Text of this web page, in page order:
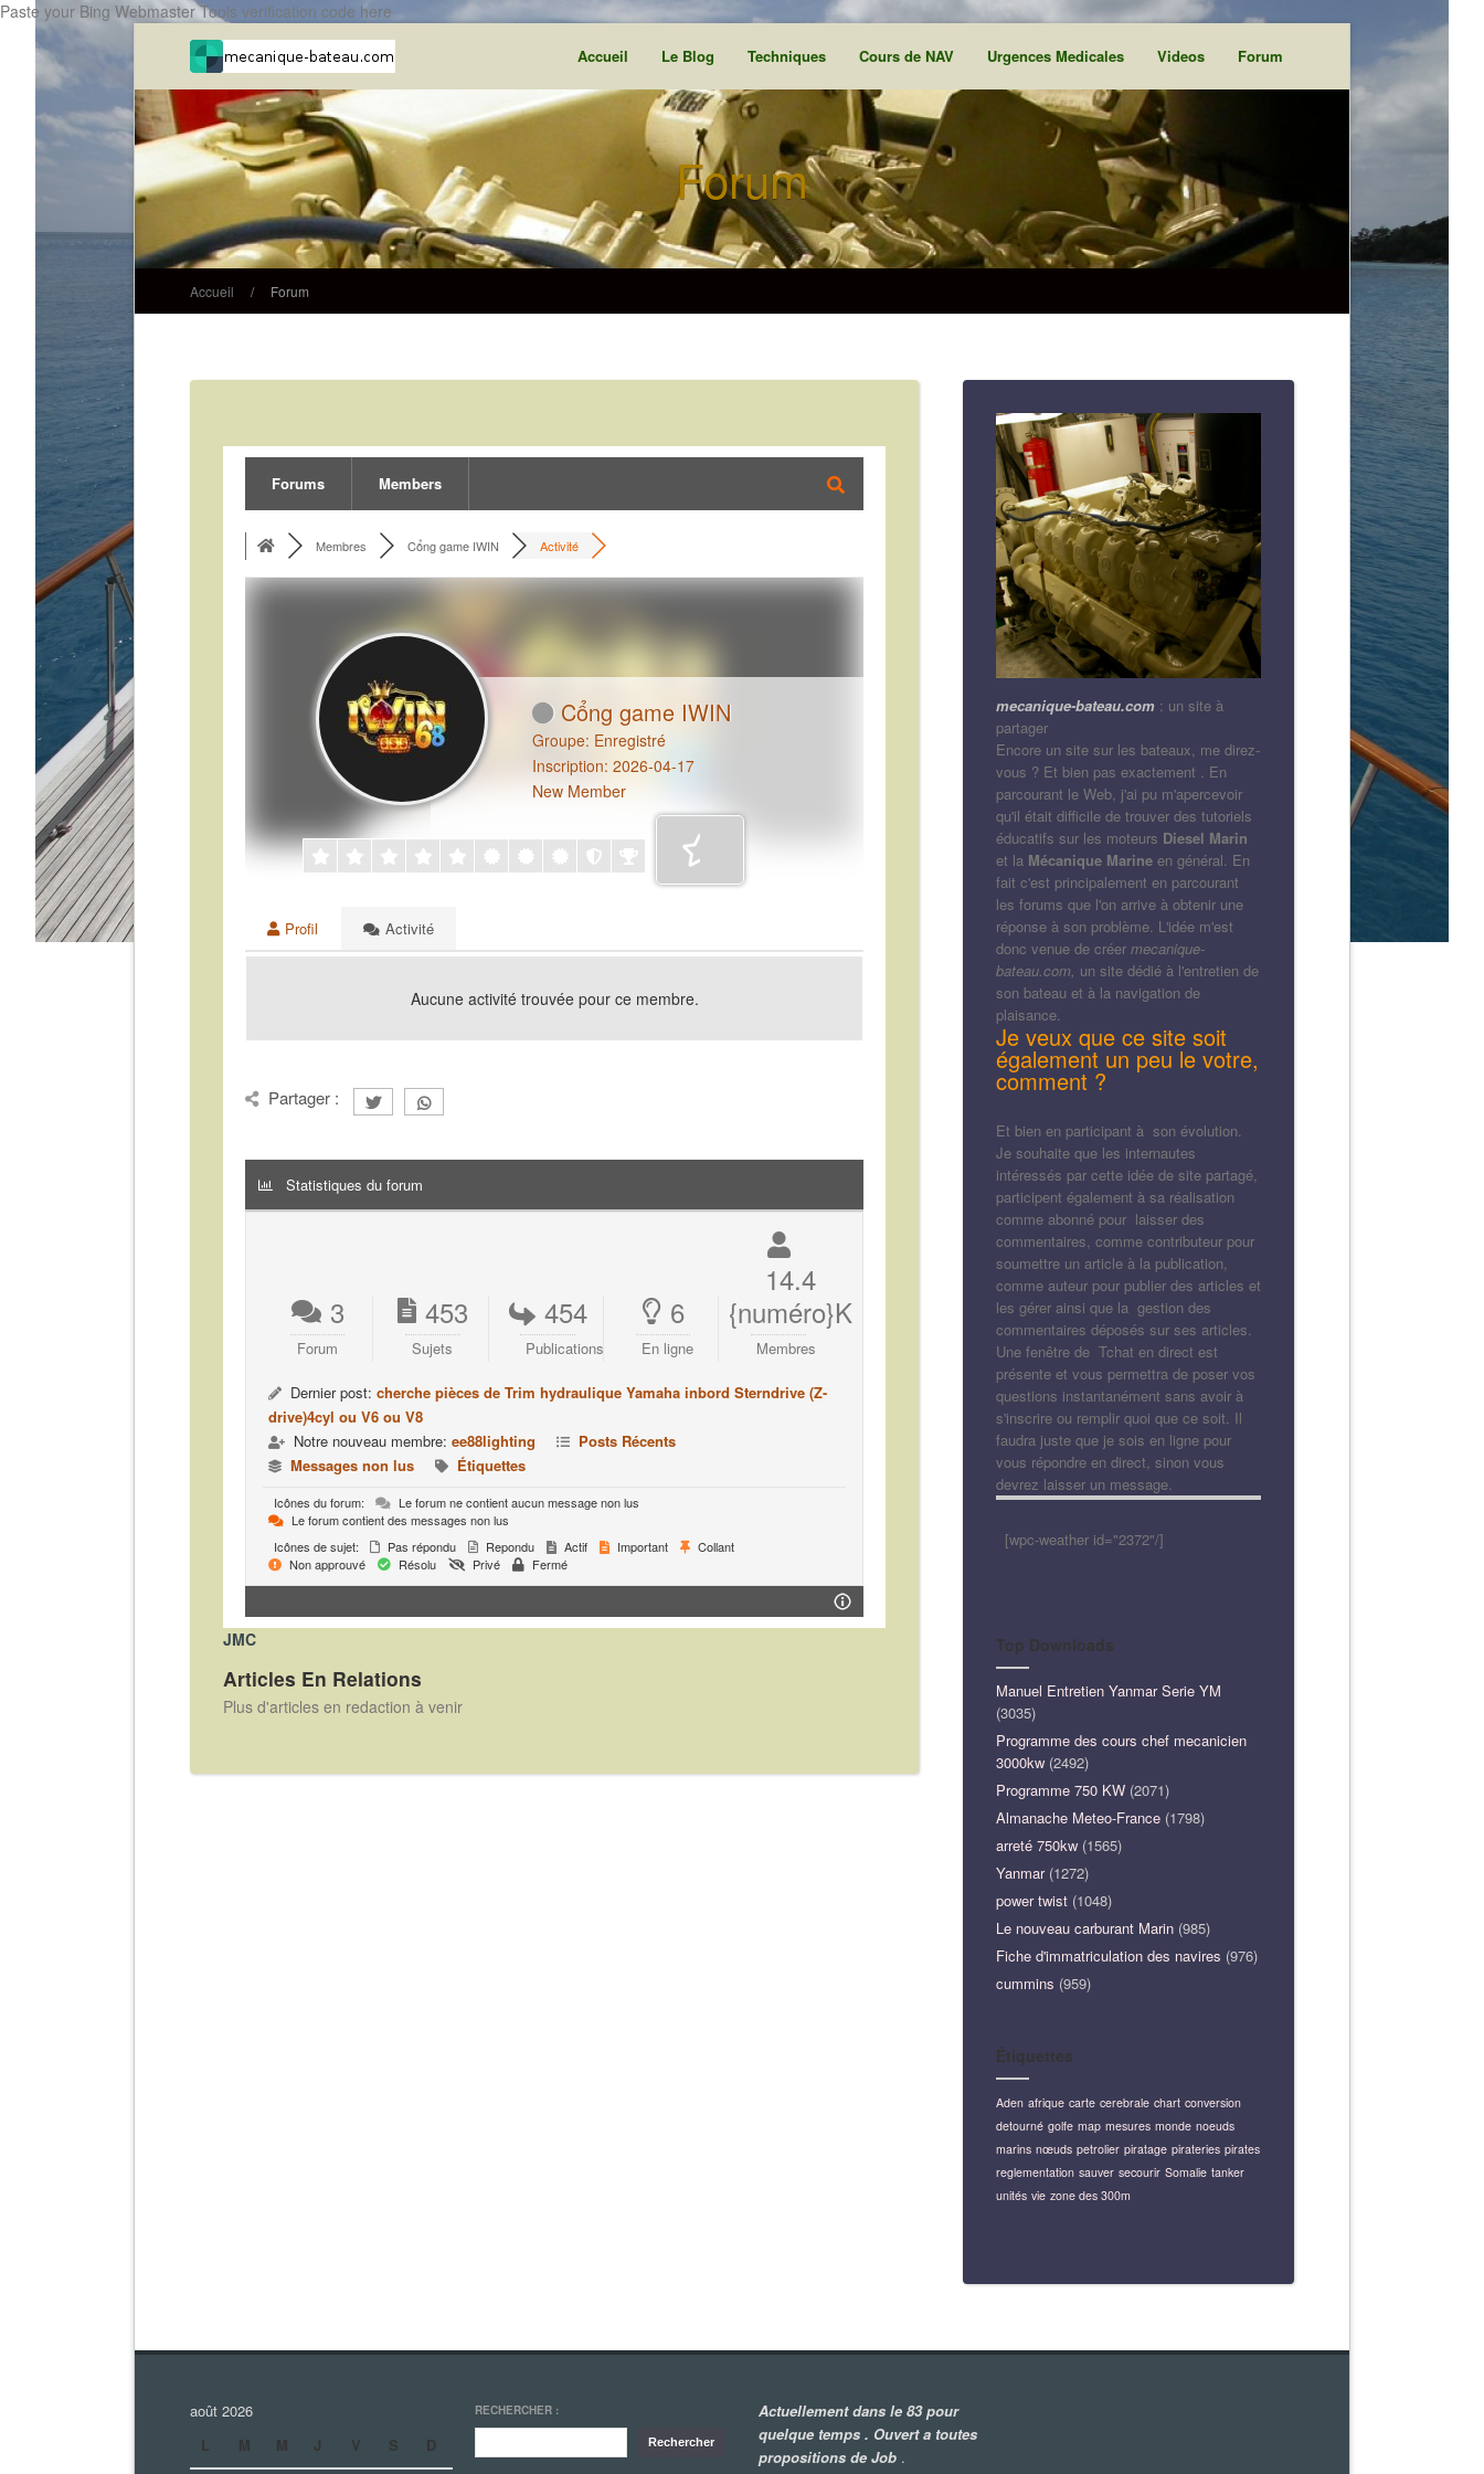
Paste your Bing Webmaster Tools verification code here
Accueil Le Blog Techniques Cours de NAV Urgences Medicales Videos Forum
Forum
Accueil / Forum
Forums Members
Membres Cổng game IWIN Activité
Cổng game IWIN
Groupe: Enregistré
Inscription: 2026-04-17
New Member
Profil Activité
Aucune activité trouvée pour ce membre.
Partager :
Statistiques du forum
3
Forum
453
Sujets
454
Publications
6
En ligne
14.4
{numéro}K
Membres
Dernier post: cherche pièces de Trim hydraulique Yamaha inbord Sterndrive (Z-
drive)4cyl ou V6 ou V8
Notre nouveau membre: ee88lighting
Posts Récents
Messages non lus
Étiquettes
Icônes du forum:
Le forum ne contient aucun message non lus
Le forum contient des messages non lus
Icônes de sujet:
Pas répondu Repondu Actif Important
Collant
Non approuvé
Résolu Privé Fermé
JMC
Articles En Relations
Plus d'articles en redaction à venir
mecanique-bateau.com : un site à
partager
Encore un site sur les bateaux, me direz-
vous ? Et bien pas exactement . En
parcourant le Web, j'ai pu m'apercevoir
qu'il était difficile de trouver des tutoriels
éducatifs sur les moteurs Diesel Marin
et la Mécanique Marine en général. En
fait c'est principalement en parcourant
les forums que l'on arrive à obtenir une
réponse à son problème. L'idée m'est
donc venue de créer mecanique-
bateau.com, un site dédié à l'entretien de
son bateau et à la navigation de
plaisance.
Je veux que ce site soit
également un peu le votre,
comment ?
Et bien en participant à son évolution.
Je souhaite que les internautes
intéressés par cette idée de site partagé,
participent également à sa réalisation
comme abonné pour laisser des
commentaires, comme contributeur pour
soumettre un article à la publication,
comme auteur pour publier des articles et
les gérer ainsi que la gestion des
commentaires déposés sur ses articles.
Une fenêtre de Tchat en direct est
présente et vous permettra de poser vos
questions instantanément sans avoir à
s'inscrire ou remplir quoi que ce soit. Il
faudra juste que je sois en ligne pour
vous répondre en direct, sinon vous
devrez laisser un message.
[wpc-weather id="2372"/]
Top Downloads
Manuel Entretien Yanmar Serie YM
(3035)
Programme des cours chef mecanicien
3000kw (2492)
Programme 750 KW (2071)
Almanache Meteo-France (1798)
arreté 750kw (1565)
Yanmar(1272)
power twist (1048)
Le nouveau carburant Marin (985)
Fiche d'immatriculation des navires (976)
cummins (959)
Étiquettes
Aden afrique carte cerebrale chart conversion
detourné golfe map mesures monde noeuds
marins nœuds petrolier piratage pirateries pirates
reglementation sauver secourir Somalie tanker
unités vie zone des 300m
août 2026
L
M M J V S D
RECHERCHER :
Actuellement dans le 83 pour
quelque temps . Ouvert a toutes
propositions de Job .